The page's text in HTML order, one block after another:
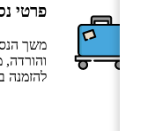
פרטי
משך
והורדה,
להזמנה